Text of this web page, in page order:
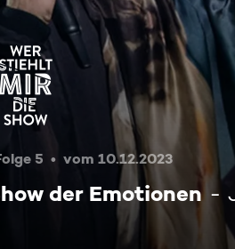
Zugabe von Matthias
5 vom 10.12.2023
der Emotionen